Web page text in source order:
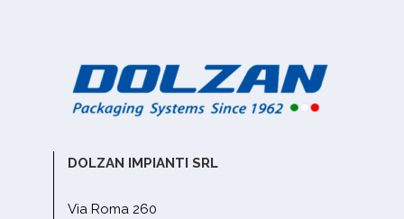
DOLZAN IMPIANTI SRL
Via Roma 260